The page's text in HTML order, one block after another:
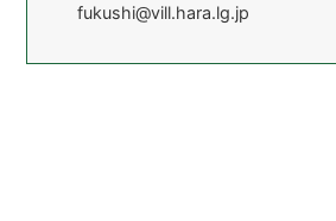
fukushi@vill.hara.lg.jp